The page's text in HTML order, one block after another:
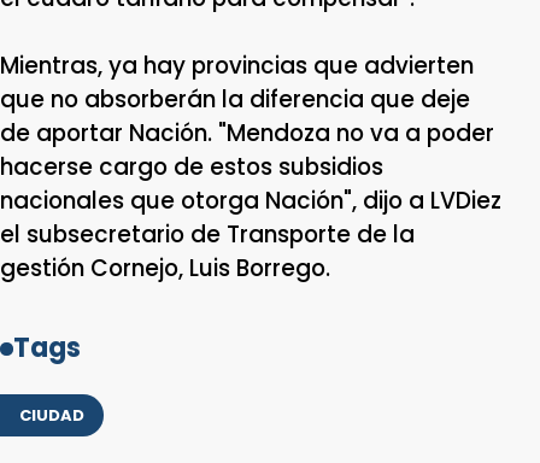
Mientras, ya hay provincias que advierten
que no absorberán la diferencia que deje
de aportar Nación. "Mendoza no va a poder
hacerse cargo de estos subsidios
nacionales que otorga Nación", dijo a LVDiez
el subsecretario de Transporte de la
gestión Cornejo, Luis Borrego.
Tags
CIUDAD